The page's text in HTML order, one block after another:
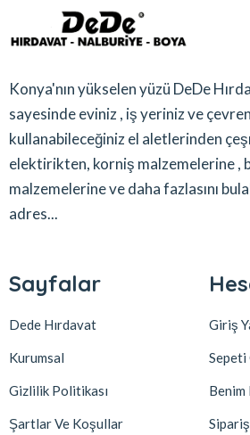
Konya'nın yükselen yüzü DeDe
sayesinde eviniz , iş yeriniz ve
kullanabileceğiniz el aletlerinden
elektirikten, korniş malzemelerine ,
malzemelerine ve daha fazlasını
adres...
Sayfalar
Dede Hırdavat
Kurumsal
Gizlilik Politikası
Şartlar Ve Koşullar
Giriş